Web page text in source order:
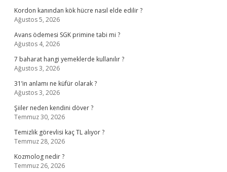
Kordon kanından kök hücre nasıl elde edilir ?
Ağustos 5, 2026
Avans ödemesi SGK primine tabi mi ?
Ağustos 4, 2026
7 baharat hangi yemeklerde kullanılır ?
Ağustos 3, 2026
31’in anlamı ne küfür olarak ?
Ağustos 3, 2026
Şiiler neden kendini döver ?
Temmuz 30, 2026
Temizlik görevlisi kaç TL alıyor ?
Temmuz 28, 2026
Kozmolog nedir ?
Temmuz 26, 2026